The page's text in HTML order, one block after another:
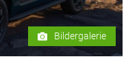
Bildergalerie